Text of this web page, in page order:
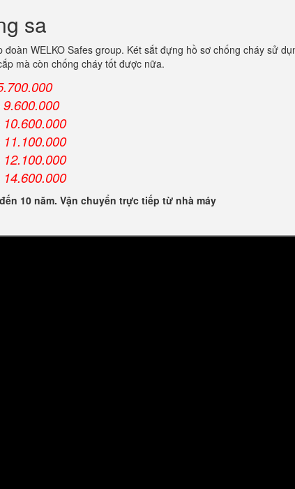
sa
WELKO Safes group. Két sắt đựng hồ sơ chống cháy sử
mà còn chống cháy tốt được nữa.
10 năm. Vận chuyển trực tiếp từ nhà máy